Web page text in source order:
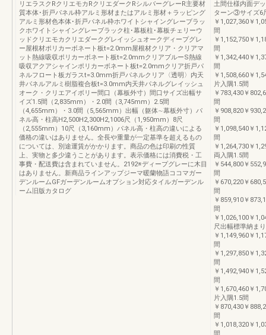
リエラスクRクリエモカRクリエダークRシルバーグレーR主要材
質本体･折戸パネル枠アルミ形材またはアルミ形材＋ラッピング
アルミ形材色本体･折戸パネル枠ホワイトシャイングレーブラッ
クホワイトシャイングレーブラック柱･幕板柱･幕板チェリーウ
ッドクリエモカクリエダークグレイッシュオークディープグレ
ー屋根材ポリカーボネート板t=2.0mm屋根材クリア・クリアマ
ット熱線吸収ポリカーボネート板t=2.0mmクリアブルーS熱線
吸収アクアシャインポリカーボネート板t=2.0mmクリア折戸パ
ネルフロート板ガラスt=3.0mm折戸パネルクリア〈透明〉内天
井パネルアルミ樹脂複合板t=3.0mm内天井パネルグレイッシュ
オーク・クリエアイボリー間口（幕板外寸）間口サイズ出幅サ
イズ1.5間（2,835mm）・2.0間（3,745mm）2.5間
（4,655mm）・3.0間（5,565mm）出幅（躯体∼幕板外寸）パ
ネル高・柱高H2,500H2,300H2,1006尺（1,950mm）8尺
（2,555mm）10尺（3,160mm）パネル高・柱高の違いによる
価格の違いはありません。全長や重量が一定基準を超えるもの
については、別途運賃がかかります。商品の色は印刷の性質
上、実物と多少違うことがあります。表示価格には消費税・工
事費・配送費は含まれていません。2192※ディープグレーに木目
はありません。新商品ラインアップジーマ暖蘭物語ココマガー
デンルームGFガーデンルームオプション対応タイルガーデンル
ーム旧版カタログ
土間仕様内面デ
ターン③サイズ6
￥1,027,360￥
間
￥1,152,750￥
間
￥1,342,440￥
間
￥1,508,660￥
片入隅1.5間
￥783,430￥
間
￥908,820￥
間
￥1,098,540￥
間
￥1,264,730￥
両入隅1.5間
￥544,800￥
間
￥670,220￥
間
￥859,910￥
間
￥1,026,100￥
尺出幅標準納ま
￥1,149,960￥
間
￥1,297,850￥
間
￥1,492,940￥
間
￥1,670,460￥
片入隅1.5間
￥870,430￥
間
￥1,018,320￥
間